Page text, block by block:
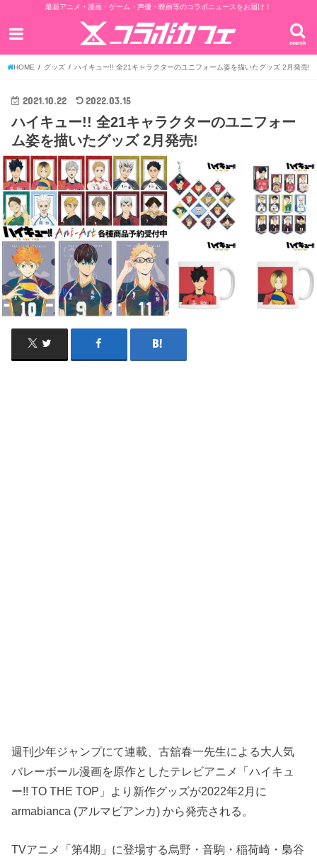
最新アニメ・漫画・ゲーム・声優・映画等のコラボニュースをお届け！
search
HOME グッズ ハイキュー!! 全21キャラクターのユニフォーム姿を描いたグッズ 2月発売!
2021.10.22 2022.03.15
ハイキュー!! 全21キャラクターのユニフォー
ム姿を描いたグッズ 2月発売!
週刊少年ジャンプにて連載、古舘春一先生による大人気
バレーボール漫画を原作としたテレビアニメ「ハイキュ
ー!! TO THE TOP」より新作グッズが2022年2月に
armabianca (アルマビアンカ) から発売される。
TVアニメ「第4期」に登場する烏野・音駒・稲荷崎・梟谷